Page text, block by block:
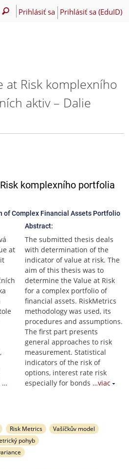
Prihlásiť sa Prihlásiť sa (EduID)
at Risk komplexního
aktiv – Dalie
komplexního portfolia
of Complex Financial Assets Portfolio
at
…
Abstract:
The submitted thesis deals
with determination of the
indicator of value at risk. The
aim of this thesis was to
determine the Value at Risk
for a complex portfolio of
financial assets. RiskMetrics
methodology was used, its
procedures and assumptions.
The first part presents
general approaches to risk
measurement. Statistical
indicators of the risk of
options, interest rate risk
especially for bonds …viac
Risk Metrics
Vašíčkův model
pohyb